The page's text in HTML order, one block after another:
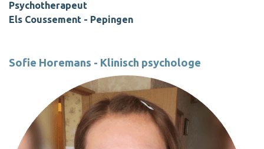
Psychotherapeut
Els Coussement - Pepingen
Sofie Horemans - Klinisch psychologe